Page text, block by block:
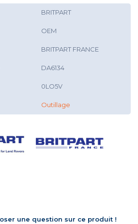
BRITPART
OEM
BRITPART FRANCE
DA6134
0LO5V
Outillage
une question sur ce produit !